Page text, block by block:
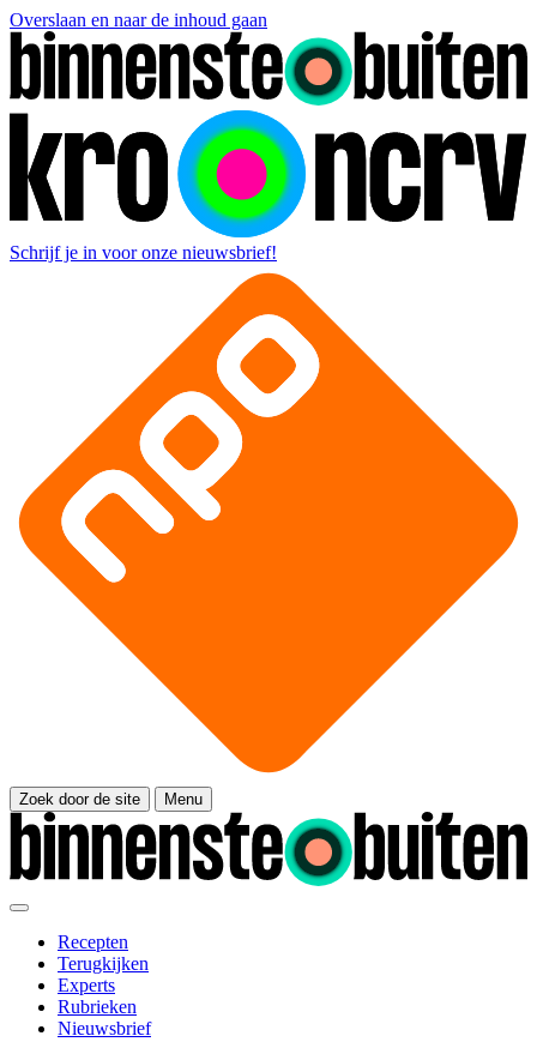
Overslaan en naar de inhoud gaan
Schrijf je in voor onze nieuwsbrief!
Zoek door de site Menu
Recepten
Terugkijken
Experts
Rubrieken
Nieuwsbrief